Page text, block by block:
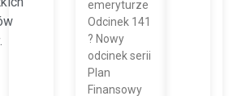
emeryturze
Odcinek 141
? Nowy
odcinek serii
Plan
Finansowy